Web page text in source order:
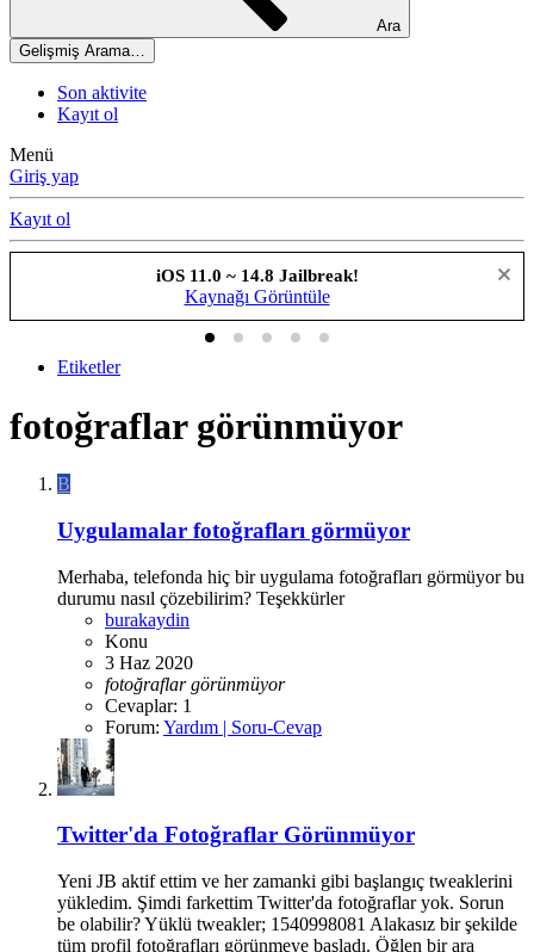
Ara
Gelişmiş Arama…
Son aktivite
Kayıt ol
Menü
Giriş yap
Kayıt ol
iOS 11.0 ~ 14.8 Jailbreak!
Kaynağı Görüntüle
Etiketler
fotoğraflar görünmüyor
B
Uygulamalar fotoğrafları görmüyor
Merhaba, telefonda hiç bir uygulama fotoğrafları görmüyor bu
durumu nasıl çözebilirim? Teşekkürler
burakaydin
Konu
3 Haz 2020
fotoğraflar görünmüyor
Cevaplar: 1
Forum: Yardım | Soru-Cevap
Twitter'da Fotoğraflar Görünmüyor
Yeni JB aktif ettim ve her zamanki gibi başlangıç tweaklerini
yükledim. Şimdi farkettim Twitter'da fotoğraflar yok. Sorun
be olabilir? Yüklü tweakler; 1540998081 Alakasız bir şekilde
tüm profil fotoğrafları görünmeye başladı. Öğlen bir ara